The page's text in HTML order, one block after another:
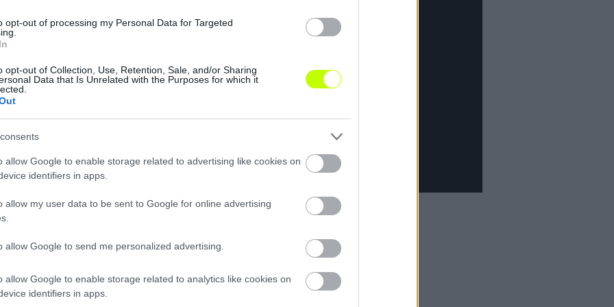
opt-out of processing my Personal Data for Targeted
opt-out of Collection, Use, Retention, Sale, and/or Sharing
Data that Is Unrelated with the Purposes for which it
allow Google to enable storage related to advertising like cookies on
identifiers in apps.
allow my user data to be sent to Google for online advertising
allow Google to send me personalized advertising.
allow Google to enable storage related to analytics like cookies on
identifiers in apps.
újabb átigazolások is szóba kerültek. Szurkolói
tegnap a Vasas, melyen részt vett Nagy Miklós,
a Vasas Kubala Akadémia
László, a Vasas FC ügyvezetője,
a Vasas SC ügyvezető elnöke, Bene Ferenc
az új igazolások közül Feczesin Róbert és
profi szerződéséhez és sok sikert kívánunk pályafutásához!"